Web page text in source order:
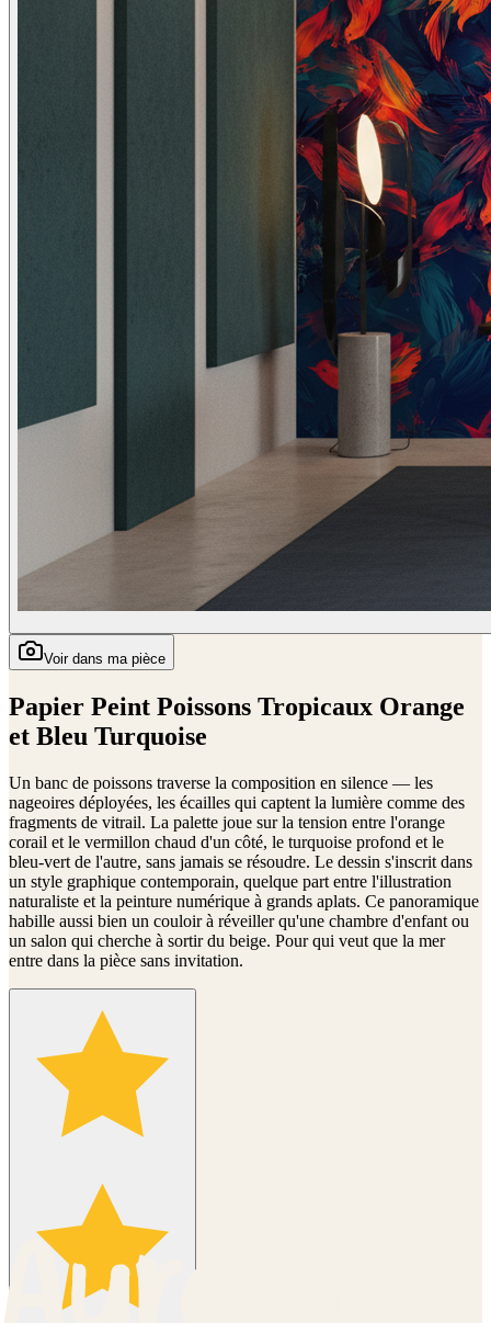
Voir dans ma pièce
Papier Peint Poissons Tropicaux Orange
et Bleu Turquoise
Un banc de poissons traverse la composition en silence — les
nageoires déployées, les écailles qui captent la lumière comme des
fragments de vitrail. La palette joue sur la tension entre l'orange
corail et le vermillon chaud d'un côté, le turquoise profond et le
bleu-vert de l'autre, sans jamais se résoudre. Le dessin s'inscrit dans
un style graphique contemporain, quelque part entre l'illustration
naturaliste et la peinture numérique à grands aplats. Ce panoramique
habille aussi bien un couloir à réveiller qu'une chambre d'enfant ou
un salon qui cherche à sortir du beige. Pour qui veut que la mer
entre dans la pièce sans invitation.